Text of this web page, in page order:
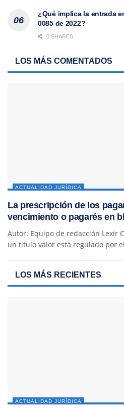
¿Qué implica la entrada
0085 de 2022?
0 SHARES
LOS MÁS COMENTADOS
ACTUALIDAD JURÍDICA
La prescripción de los
vencimiento o pagarés en
Autor: Equipo de redacción Lexir
un título valor está regulado por
LOS MÁS RECIENTES
ACTUALIDAD JURÍDICA